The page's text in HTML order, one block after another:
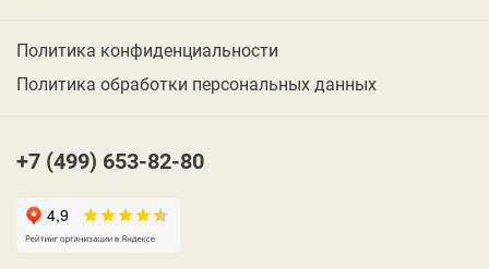
Политика конфиденциальности
Политика обработки персональных данных
+7 (499) 653-82-80